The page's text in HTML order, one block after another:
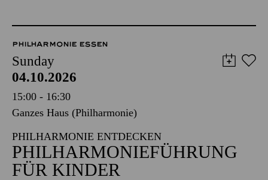
PHILHARMONIE ESSEN
Sunday
04.10.2026
15:00 - 16:30
Ganzes Haus (Philharmonie)
PHILHARMONIE ENTDECKEN
PHILHARMONIEFÜHRUNG
FÜR KINDER